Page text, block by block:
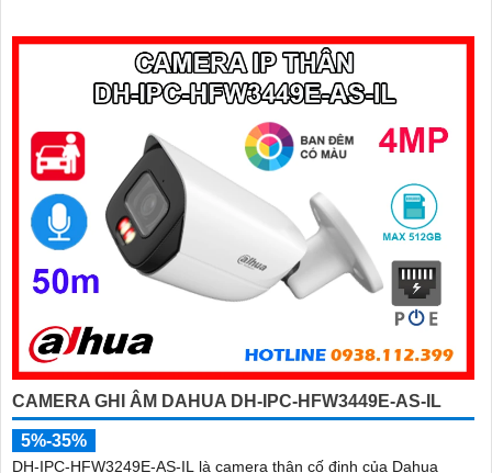
512GB
CAMERA GHI ÂM DAHUA DH-IPC-HFW3449E-AS-IL
5%-35%
DH-IPC-HFW3249E-AS-IL là camera thân cố định của Dahua